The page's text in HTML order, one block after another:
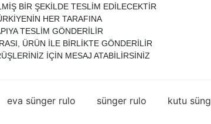
BİR ŞEKİLDE TESLİM EDİLECEKTİR
HER TARAFINA
TESLİM GÖNDERİLİR
ÜRÜN İLE BİRLİKTE GÖNDERİLİR
İÇİN MESAJ ATABİLİRSİNİZ
eva sünger rulo sünger rulo
kutu